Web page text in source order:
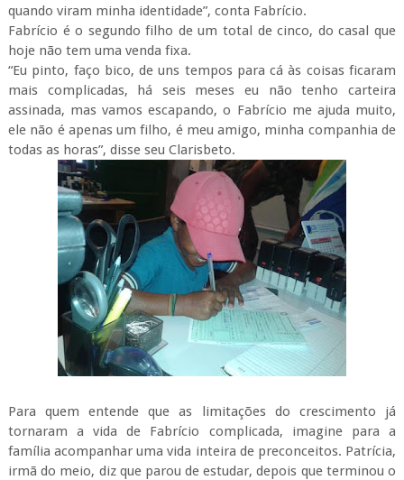
quando viram minha identidade”, conta Fabrício.
Fabrício é o segundo filho de um total de cinco, do casal que
hoje não tem uma venda fixa.
“Eu pinto, faço bico, de uns tempos para cá às coisas ficaram
mais complicadas, há seis meses eu não tenho carteira
assinada, mas vamos escapando, o Fabrício me ajuda muito,
ele não é apenas um filho, é meu amigo, minha companhia de
todas as horas”, disse seu Clarisbeto.
Para quem entende que as limitações do crescimento já
tornaram a vida de Fabrício complicada, imagine para a
família acompanhar uma vida inteira de preconceitos. Patrícia,
irmã do meio, diz que parou de estudar, depois que terminou o